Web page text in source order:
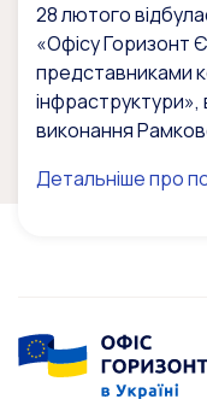
28 лютого
«Офісу Горизонт
представниками
інфраструктури»,
виконання
Детальніше про